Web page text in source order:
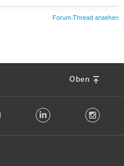
Forum-Thread ansehen
Oben
LinkedIn